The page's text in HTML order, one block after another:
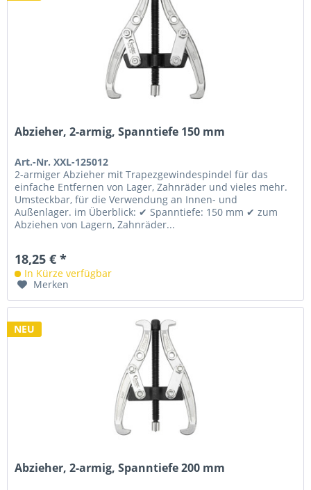
Abzieher, 2-armig, Spanntiefe 150 mm
Art.-Nr. XXL-125012
2-armiger Abzieher mit Trapezgewindespindel für das
einfache Entfernen von Lager, Zahnräder und vieles mehr.
Umsteckbar, für die Verwendung an Innen- und
Außenlager. im Überblick: ✔ Spanntiefe: 150 mm ✔ zum
Abziehen von Lagern, Zahnräder...
18,25 € *
In Kürze verfügbar
Merken
NEU
Abzieher, 2-armig, Spanntiefe 200 mm